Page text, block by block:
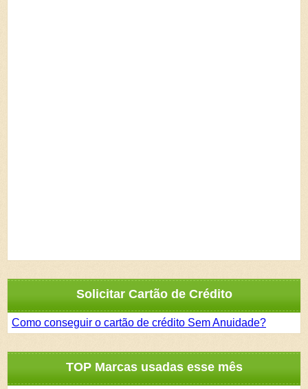
Solicitar Cartão de Crédito
Como conseguir o cartão de crédito Sem Anuidade?
TOP Marcas usadas esse mês